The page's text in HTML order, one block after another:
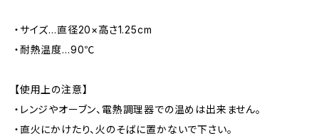
・サイズ…直径20×高さ1.25cm
・耐熱温度…90℃
【使用上の注意】
・レンジやオーブン、電熱調理器での温めは出来ません。
・直火にかけたり、火のそばに置かないで下さい。